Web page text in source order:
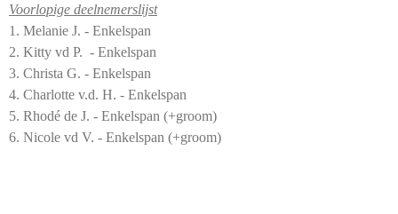
Voorlopige deelnemerslijst
1. Melanie J. - Enkelspan
2. Kitty vd P. - Enkelspan
3. Christa G. - Enkelspan
4. Charlotte v.d. H. - Enkelspan
5. Rhodé de J. - Enkelspan (+groom)
6. Nicole vd V. - Enkelspan (+groom)